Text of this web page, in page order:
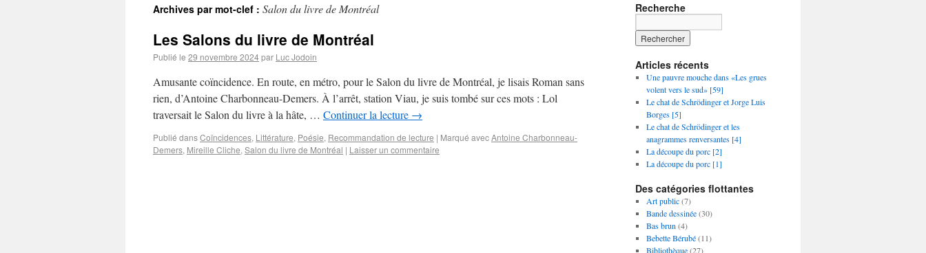
Archives par mot-clef : Salon du livre de Montréal
Les Salons du livre de Montréal
Publié le 29 novembre 2024par Luc Jodoin
Amusante coïncidence. En route, en métro, pour le Salon du livre de Montréal, je lisais Roman sans
rien, d’Antoine Charbonneau-Demers. À l’arrêt, station Viau, je suis tombé sur ces mots : Lol
traversait le Salon du livre à la hâte, … Continuer la lecture →
Publié dansCoïncidences, Littérature, Poésie, Recommandation de lecture | Marqué avecAntoine Charbonneau-
Demers, Mireille Cliche, Salon du livre de Montréal | Laisser un commentaire
Recherche
Articles récents
Une pauvre mouche dans «Les grues
volent vers le sud» [59]
Le chat de Schrödinger et Jorge Luis
Borges [5]
Le chat de Schrödinger et les
anagrammes renversantes [4]
La découpe du porc [2]
La découpe du porc [1]
Des catégories flottantes
Art public(7)
Bande dessinée(30)
Bas brun (4)
Bebette Bérubé(11)
Bibliothèque(27)